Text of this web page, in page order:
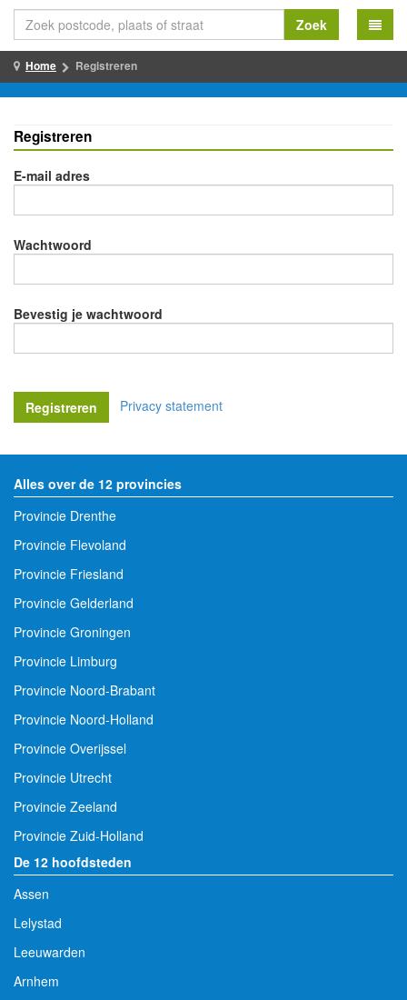
Zoek
Home Registreren
Registreren
E-mail adres
Wachtwoord
Bevestig je wachtwoord
Privacy statement
Alles over de 12 provincies
Provincie Drenthe
Provincie Flevoland
Provincie Friesland
Provincie Gelderland
Provincie Groningen
Provincie Limburg
Provincie Noord-Brabant
Provincie Noord-Holland
Provincie Overijssel
Provincie Utrecht
Provincie Zeeland
Provincie Zuid-Holland
De 12 hoofdsteden
Assen
Lelystad
Leeuwarden
Arnhem